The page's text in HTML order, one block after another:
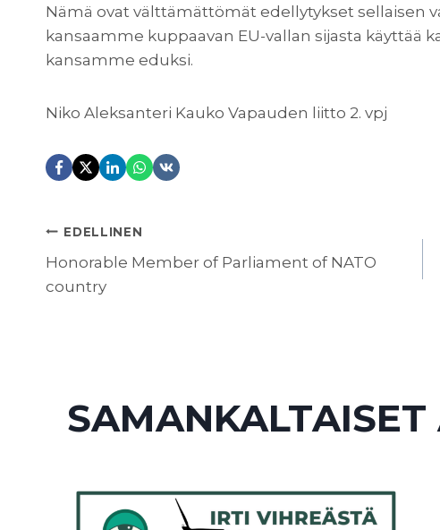
Nämä ovat välttämättömät edellytykset sellaisen
kansaamme kuppaavan EU-vallan sijasta käyttää
kansamme eduksi.
Niko Aleksanteri Kauko Vapauden liitto 2. vpj
ARTIKKELIEN
SELAUS
EDELLINEN
Honorable Member of Parliament of NATO
country